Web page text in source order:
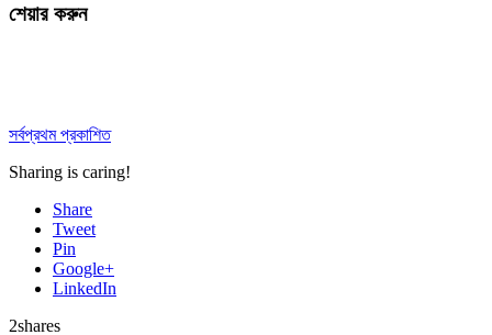
শেয়ার করুন
সর্বপ্রথম প্রকাশিত
Sharing is caring!
Share
Tweet
Pin
Google+
LinkedIn
2shares